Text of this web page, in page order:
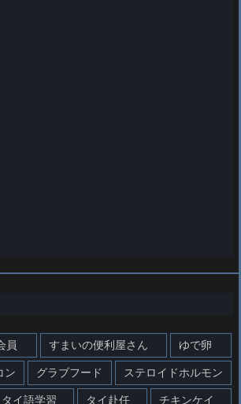
員 すまいの便利屋さん ゆで卵
ン グラブフード ステロイドホルモン
タイ語学習 タイ赴任 チキンケイ